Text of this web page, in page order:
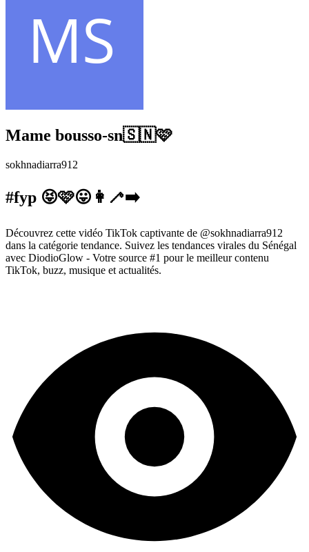
Mame bousso-sn🇸🇳🩷
sokhnadiarra912
#fyp 😝🩷😛👩‍🦯‍➡️
Découvrez cette vidéo TikTok captivante de @sokhnadiarra912
dans la catégorie tendance. Suivez les tendances virales du Sénégal
avec DiodioGlow - Votre source #1 pour le meilleur contenu
TikTok, buzz, musique et actualités.